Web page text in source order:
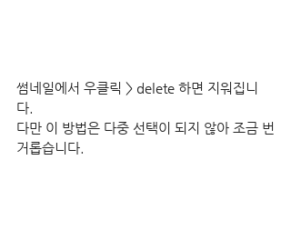
썸네일에서 우클릭 > delete 하면 지워집니
다.
다만 이 방법은 다중 선택이 되지 않아 조금 번
거롭습니다.